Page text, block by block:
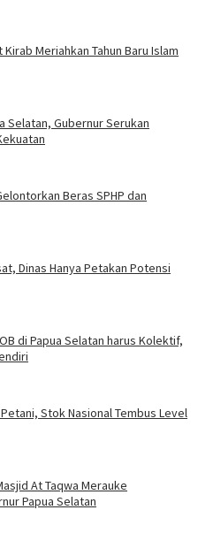
Meriahkan Tahun Baru Islam
Selatan, Gubernur Serukan
Beras SPHP dan
Dinas Hanya Petakan Potensi
di Papua Selatan harus Kolektif,
Stok Nasional Tembus Level
At Taqwa Merauke
Papua Selatan